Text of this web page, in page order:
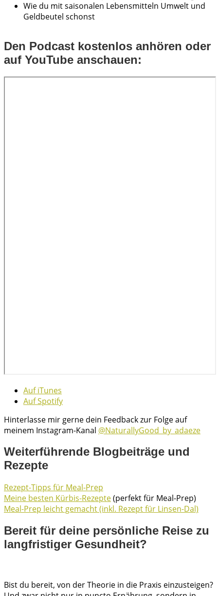
Wie du mit saisonalen Lebensmitteln Umwelt und
Geldbeutel schonst
Den Podcast kostenlos anhören oder
auf YouTube anschauen:
Auf iTunes
Auf Spotify
Hinterlasse mir gerne dein Feedback zur Folge auf
meinem Instagram-Kanal @NaturallyGood_by_adaeze
Weiterführende Blogbeiträge und
Rezepte
Rezept-Tipps für Meal-Prep
Meine besten Kürbis-Rezepte(perfekt für Meal-Prep)
Meal-Prep leicht gemacht (inkl. Rezept für Linsen-Dal)
Bereit für deine persönliche Reise zu
langfristiger Gesundheit?
Bist du bereit, von der Theorie in die Praxis einzusteigen?